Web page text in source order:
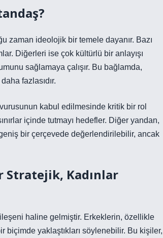
zaman ideolojik bir temele dayanır. Bazı
Diğerleri ise çok kültürlü bir anlayışı
sağlamaya çalışır. Bu bağlamda,
fazlasıdır.
kabul edilmesinde kritik bir rol
içinde tutmayı hedefler. Diğer yandan,
bir çerçevede değerlendirilebilir, ancak
Stratejik, Kadınlar
haline gelmiştir. Erkeklerin, özellikle
biçimde yaklaştıkları söylenebilir. Bu kişiler,